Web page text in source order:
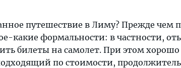
путешествие в Лиму? Прежде чем
какие формальности: в частности,
билеты на самолет. При этом
по стоимости,